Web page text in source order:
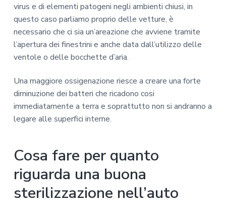
virus e di elementi patogeni negli ambienti chiusi, in
questo caso parliamo proprio delle vetture, è
necessario che ci sia un’areazione che avviene tramite
l’apertura dei finestrini e anche data dall’utilizzo delle
ventole o delle bocchette d’aria.
Una maggiore ossigenazione riesce a creare una forte
diminuzione dei batteri che ricadono cosi
immediatamente a terra e soprattutto non si andranno a
legare alle superfici interne.
Cosa fare per quanto
riguarda una buona
sterilizzazione nell’auto